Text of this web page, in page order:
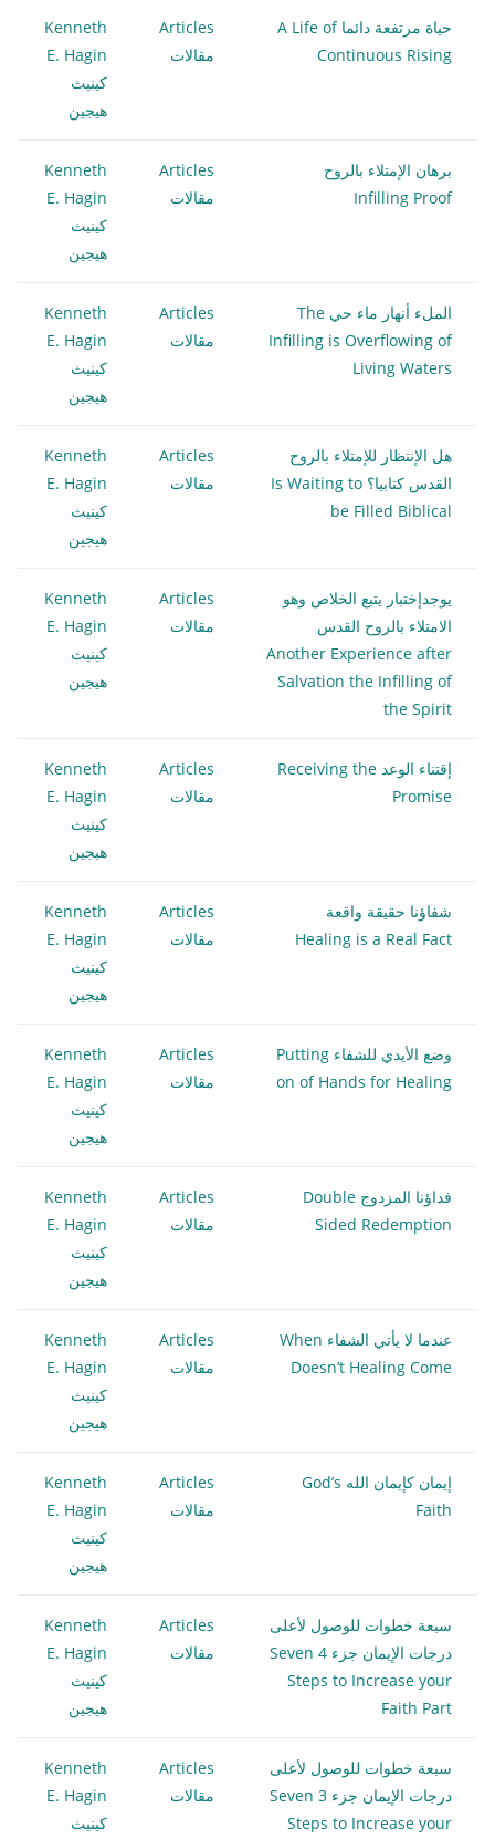
حياة مرتفعة دائما A Life of
Continuous Rising
Articles
مقالات
Kenneth
E. Hagin
كينيث
هيجين
برهان الإمتلاء بالروح
Infilling Proof
Articles
مقالات
Kenneth
E. Hagin
كينيث
هيجين
الملء أنهار ماء حي The
Infilling is Overflowing of
Living Waters
Articles
مقالات
Kenneth
E. Hagin
كينيث
هيجين
هل الإنتظار للإمتلاء بالروح
القدس كتابيا؟ Is Waiting to
be Filled Biblical
Articles
مقالات
Kenneth
E. Hagin
كينيث
هيجين
يوجدإختبار يتبع الخلاص وهو
الامتلاء بالروح القدس
Another Experience after
Salvation the Infilling of
the Spirit
Articles
مقالات
Kenneth
E. Hagin
كينيث
هيجين
إقتناء الوعد Receiving the
Promise
Articles
مقالات
Kenneth
E. Hagin
كينيث
هيجين
شفاؤنا حقيقة واقعة
Healing is a Real Fact
Articles
مقالات
Kenneth
E. Hagin
كينيث
هيجين
وضع الأيدي للشفاء Putting
on of Hands for Healing
Articles
مقالات
Kenneth
E. Hagin
كينيث
هيجين
فداؤنا المزدوج Double
Sided Redemption
Articles
مقالات
Kenneth
E. Hagin
كينيث
هيجين
عندما لا يأتي الشفاء When
Doesn’t Healing Come
Articles
مقالات
Kenneth
E. Hagin
كينيث
هيجين
إيمان كإيمان الله God’s
Faith
Articles
مقالات
Kenneth
E. Hagin
كينيث
هيجين
سبعة خطوات للوصول لأعلى
درجات الإيمان جزء 4 Seven
Steps to Increase your
Faith Part
Articles
مقالات
Kenneth
E. Hagin
كينيث
هيجين
سبعة خطوات للوصول لأعلى
درجات الإيمان جزء 3 Seven
Steps to Increase your
Articles
مقالات
Kenneth
E. Hagin
كينيث